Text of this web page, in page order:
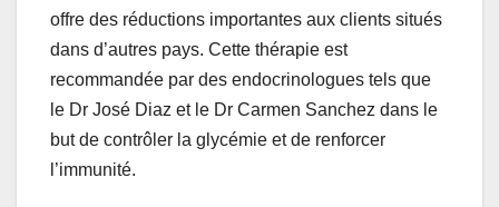
offre des réductions importantes aux clients situés
dans d’autres pays. Cette thérapie est
recommandée par des endocrinologues tels que
le Dr José Diaz et le Dr Carmen Sanchez dans le
but de contrôler la glycémie et de renforcer
l’immunité.